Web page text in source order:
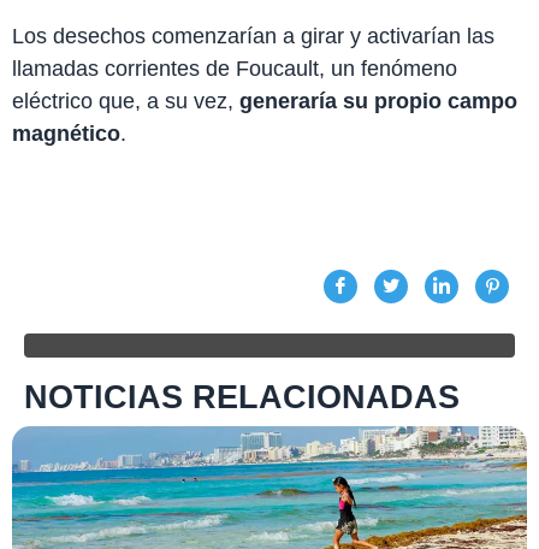
Los desechos comenzarían a girar y activarían las
llamadas corrientes de Foucault, un fenómeno
eléctrico que, a su vez, generaría su propio campo
magnético.
NOTICIAS RELACIONADAS